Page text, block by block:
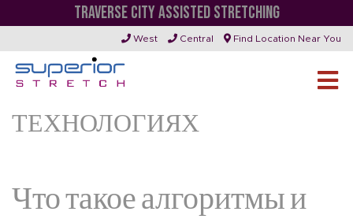
TRAVERSE CITY ASSISTED STRETCHING
West Central Find Location Near You
ЧТО ТАКОЕ АЛГОРИТМЫ И
КАК ОНИ ПРИМЕНЯЮТСЯ
В НЫНЕШНИХ
ТЕХНОЛОГИЯХ
Что такое алгоритмы и